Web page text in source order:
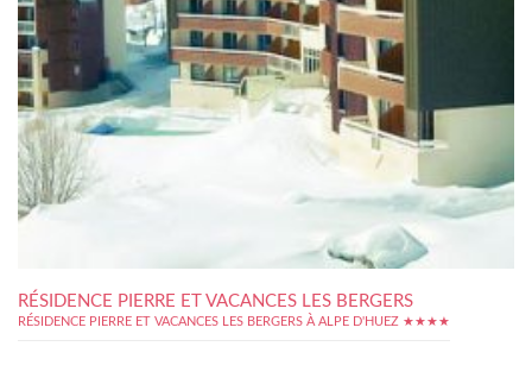
RÉSIDENCE PIERRE ET VACANCES LES BERGERS
RÉSIDENCE PIERRE ET VACANCES LES BERGERS À ALPE D'HUEZ ★★★★